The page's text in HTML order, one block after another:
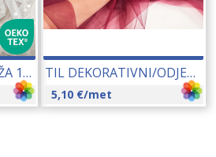
ELASTIČNA TIL MREŽA 150 CM (0697) 18244 TIL DEKORATIVNI/ODJEVNI 275-300 CM 12111
5,10 €/met